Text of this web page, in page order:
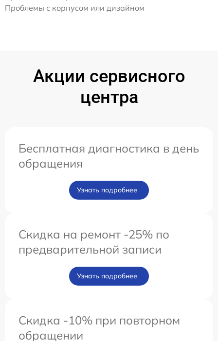
Проблемы с корпусом или дизайном
Акции сервисного
центра
Бесплатная диагностика в день
обращения
Узнать подробнее
Скидка на ремонт -25% по
предварительной записи
Узнать подробнее
Скидка -10% при повторном
обращении